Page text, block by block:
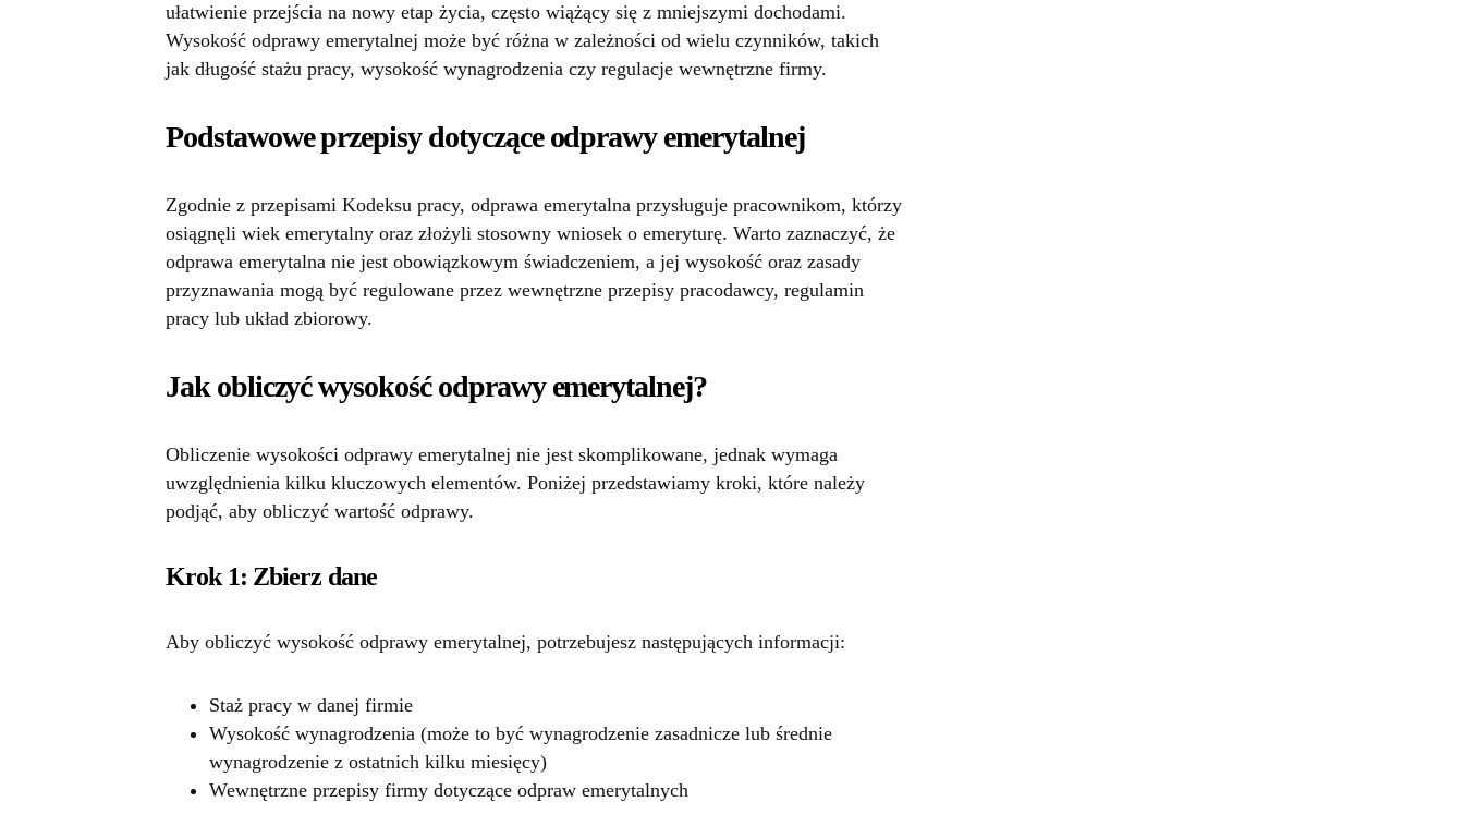
ułatwienie przejścia na nowy etap życia, często wiążący się z mniejszymi dochodami.
Wysokość odprawy emerytalnej może być różna w zależności od wielu czynników, takich
jak długość stażu pracy, wysokość wynagrodzenia czy regulacje wewnętrzne firmy.
Podstawowe przepisy dotyczące odprawy emerytalnej
Zgodnie z przepisami Kodeksu pracy, odprawa emerytalna przysługuje pracownikom, którzy
osiągnęli wiek emerytalny oraz złożyli stosowny wniosek o emeryturę. Warto zaznaczyć, że
odprawa emerytalna nie jest obowiązkowym świadczeniem, a jej wysokość oraz zasady
przyznawania mogą być regulowane przez wewnętrzne przepisy pracodawcy, regulamin
pracy lub układ zbiorowy.
Jak obliczyć wysokość odprawy emerytalnej?
Obliczenie wysokości odprawy emerytalnej nie jest skomplikowane, jednak wymaga
uwzględnienia kilku kluczowych elementów. Poniżej przedstawiamy kroki, które należy
podjąć, aby obliczyć wartość odprawy.
Krok 1: Zbierz dane
Aby obliczyć wysokość odprawy emerytalnej, potrzebujesz następujących informacji:
Staż pracy w danej firmie
Wysokość wynagrodzenia (może to być wynagrodzenie zasadnicze lub średnie
wynagrodzenie z ostatnich kilku miesięcy)
Wewnętrzne przepisy firmy dotyczące odpraw emerytalnych